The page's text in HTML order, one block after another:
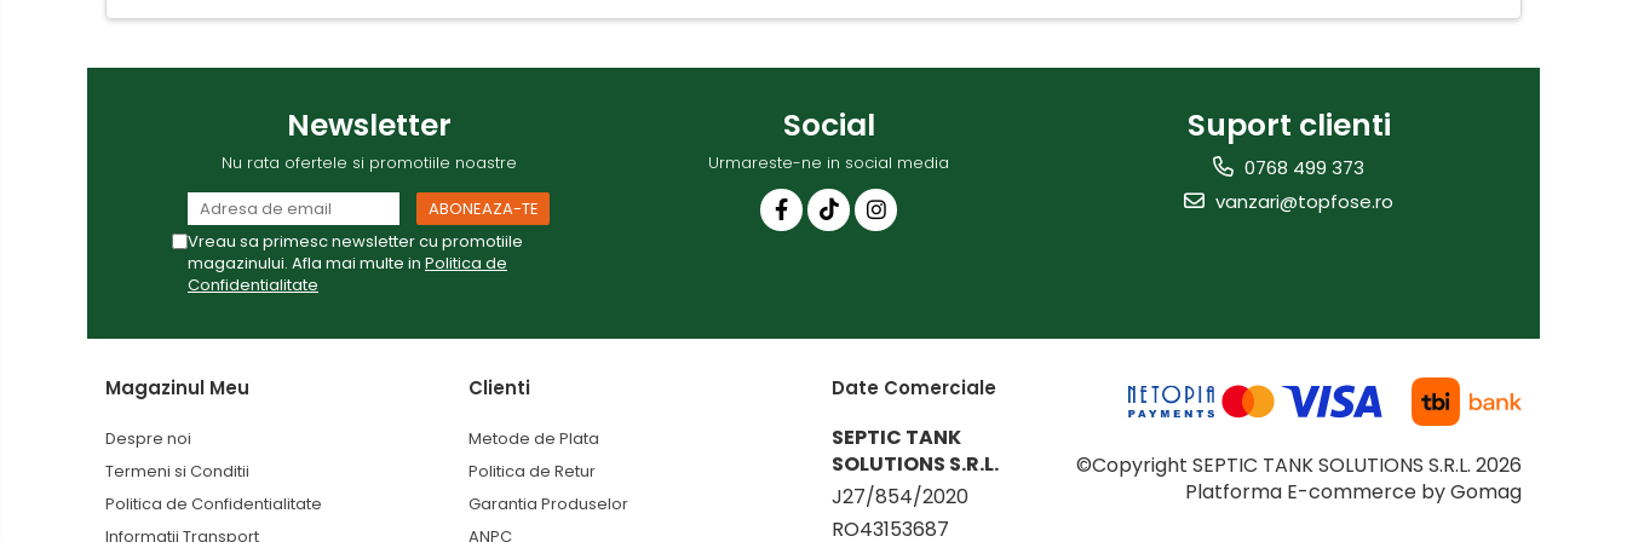
Newsletter
Nu rata ofertele si promotiile noastre
Vreau sa primesc newsletter cu promotiile
magazinului. Afla mai multe in Politica de
Confidentialitate
Social
Urmareste-ne in social media
Suport clienti
0768 499 373
vanzari@topfose.ro
Magazinul Meu
Despre noi
Termeni si Conditii
Politica de Confidentialitate
Informatii Transport
Clienti
Metode de Plata
Politica de Retur
Garantia Produselor
ANPC
Date Comerciale
SEPTIC TANK
SOLUTIONS S.R.L.
J27/854/2020
RO43153687
©Copyright SEPTIC TANK SOLUTIONS S.R.L. 2026
Platforma E-commerce by Gomag